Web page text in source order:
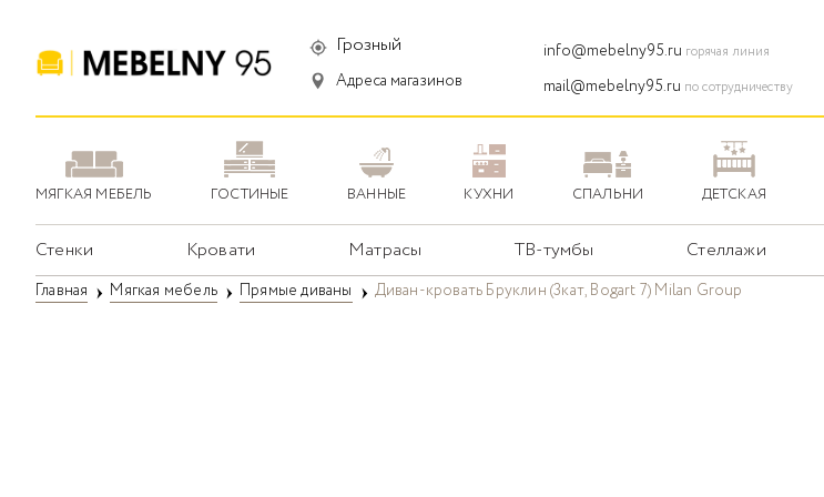
Грозный
Адреса магазинов
info@mebelny95.ru горячая линия
mail@mebelny95.ru по сотрудничеству
МЯГКАЯ МЕБЕЛЬ ГОСТИНЫЕ ВАННЫЕ КУХНИ СПАЛЬНИ ДЕТСКАЯ
Стенки Кровати Матрасы ТВ-тумбы Стеллажи
Главная Мягкая мебель Прямые диваны Диван-кровать Бруклин (3кат, Bogart 7) Milan Group